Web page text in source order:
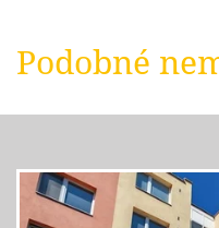
Podobné